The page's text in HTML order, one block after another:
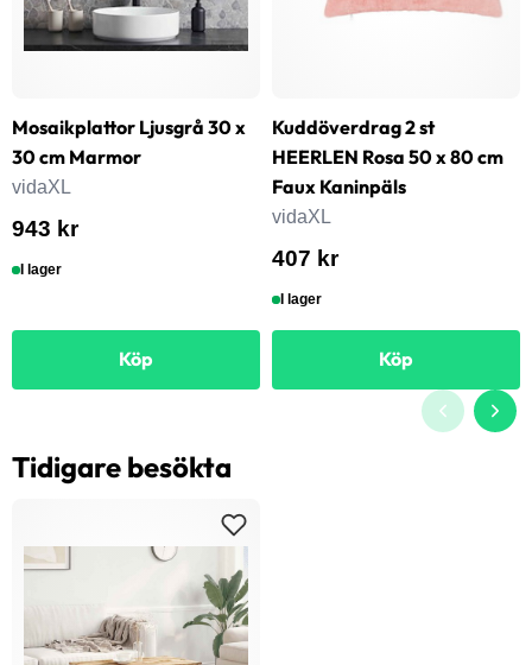
Mosaikplattor Ljusgrå 30 x
30 cm Marmor
vidaXL
943 kr
I lager
Köp
Kuddöverdrag 2 st
HEERLEN Rosa 50 x 80 cm
Faux Kaninpäls
vidaXL
407 kr
I lager
Köp
Tidigare besökta